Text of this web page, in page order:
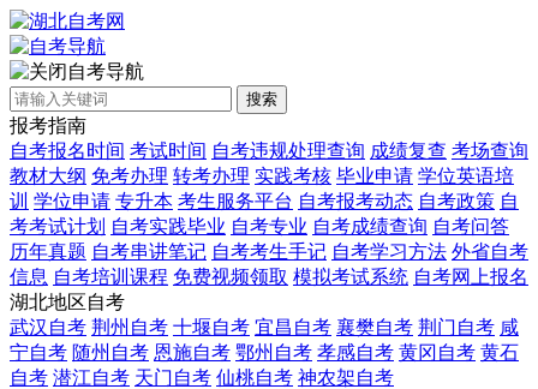
自考导航
搜索
报考指南
自考报名时间 考试时间 自考违规处理查询 成绩复查 考场查询
教材大纲 免考办理 转考办理 实践考核 毕业申请 学位英语培
训 学位申请 专升本 考生服务平台 自考报考动态 自考政策 自
考考试计划 自考实践毕业 自考专业 自考成绩查询 自考问答
历年真题 自考串讲笔记 自考考生手记 自考学习方法 外省自考
信息 自考培训课程 免费视频领取 模拟考试系统 自考网上报名
湖北地区自考
武汉自考 荆州自考 十堰自考 宜昌自考 襄樊自考 荆门自考 咸
宁自考 随州自考 恩施自考 鄂州自考 孝感自考 黄冈自考 黄石
自考 潜江自考 天门自考 仙桃自考 神农架自考